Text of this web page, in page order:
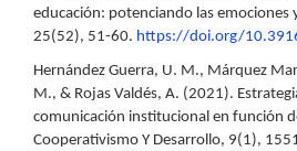
educación: potenciando las emociones
25(52), 51-60. https://doi.org/
Hernández Guerra, U. M., Márquez
M., & Rojas Valdés, A. (2021).
comunicación institucional en función
Cooperativismo Y Desarrollo, 9(1),